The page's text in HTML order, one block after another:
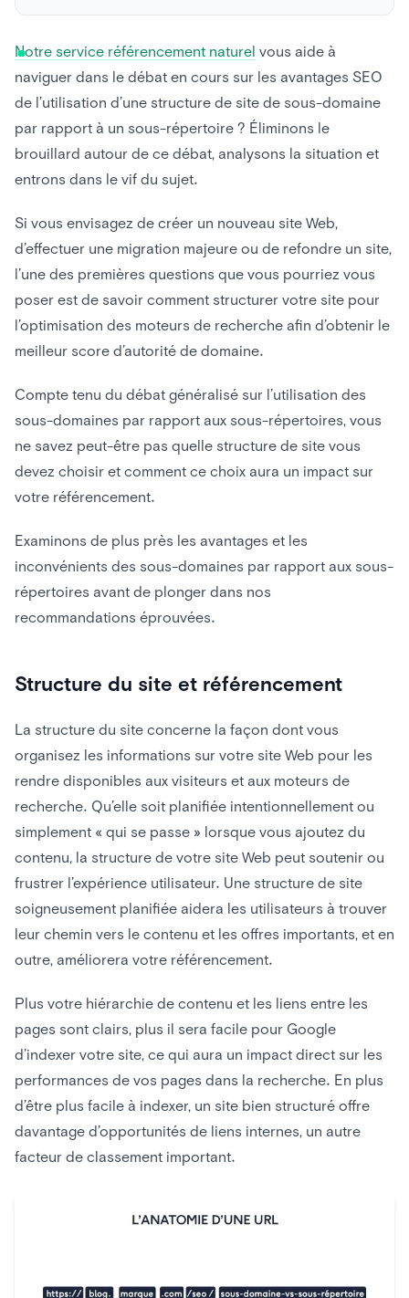
Le débat sur le référencement des sous-domaines et des
sous-répertoires
Se rapprocher de la vérité sur les sous-domaines et le
référencement
Recommandation SEO : Les sous-répertoire pour des
SEO de sous-répertoire – Un bonus
Pour conclure
Vous voulez en savoir plus sur la structure du site et le
référencement ?
Notre service référencement naturel vous aide à
naviguer dans le débat en cours sur les avantages SEO
de l’utilisation d’une structure de site de sous-domaine
par rapport à un sous-répertoire ? Éliminons le
brouillard autour de ce débat, analysons la situation et
entrons dans le vif du sujet.
Si vous envisagez de créer un nouveau site Web,
d’effectuer une migration majeure ou de refondre un site,
l’une des premières questions que vous pourriez vous
poser est de savoir comment structurer votre site pour
l’optimisation des moteurs de recherche afin d’obtenir le
meilleur score d’autorité de domaine.
Compte tenu du débat généralisé sur l’utilisation des
sous-domaines par rapport aux sous-répertoires, vous
ne savez peut-être pas quelle structure de site vous
devez choisir et comment ce choix aura un impact sur
votre référencement.
Examinons de plus près les avantages et les
inconvénients des sous-domaines par rapport aux sous-
répertoires avant de plonger dans nos
recommandations éprouvées.
Structure du site et référencement
La structure du site concerne la façon dont vous
organisez les informations sur votre site Web pour les
rendre disponibles aux visiteurs et aux moteurs de
recherche. Qu’elle soit planifiée intentionnellement ou
simplement « qui se passe » lorsque vous ajoutez du
contenu, la structure de votre site Web peut soutenir ou
frustrer l’expérience utilisateur. Une structure de site
soigneusement planifiée aidera les utilisateurs à trouver
leur chemin vers le contenu et les offres importants, et en
outre, améliorera votre référencement.
Plus votre hiérarchie de contenu et les liens entre les
pages sont clairs, plus il sera facile pour Google
d’indexer votre site, ce qui aura un impact direct sur les
performances de vos pages dans la recherche. En plus
d’être plus facile à indexer, un site bien structuré offre
davantage d’opportunités de liens internes, un autre
facteur de classement important.